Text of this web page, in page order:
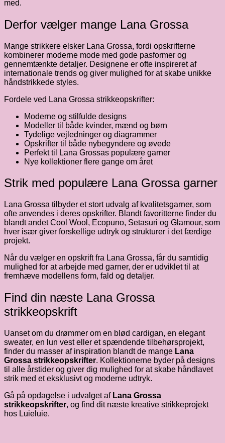
med.
Derfor vælger mange Lana Grossa
Mange strikkere elsker Lana Grossa, fordi opskrifterne
kombinerer moderne mode med gode pasformer og
gennemtænkte detaljer. Designene er ofte inspireret af
internationale trends og giver mulighed for at skabe unikke
håndstrikkede styles.
Fordele ved Lana Grossa strikkeopskrifter:
Moderne og stilfulde designs
Modeller til både kvinder, mænd og børn
Tydelige vejledninger og diagrammer
Opskrifter til både nybegyndere og øvede
Perfekt til Lana Grossas populære garner
Nye kollektioner flere gange om året
Strik med populære Lana Grossa garner
Lana Grossa tilbyder et stort udvalg af kvalitetsgarner, som
ofte anvendes i deres opskrifter. Blandt favoritterne finder du
blandt andet Cool Wool, Ecopuno, Setasuri og Glamour, som
hver især giver forskellige udtryk og strukturer i det færdige
projekt.
Når du vælger en opskrift fra Lana Grossa, får du samtidig
mulighed for at arbejde med garner, der er udviklet til at
fremhæve modellens form, fald og detaljer.
Find din næste Lana Grossa
strikkeopskrift
Uanset om du drømmer om en blød cardigan, en elegant
sweater, en lun vest eller et spændende tilbehørsprojekt,
finder du masser af inspiration blandt de mange Lana
Grossa strikkeopskrifter. Kollektionerne byder på designs
til alle årstider og giver dig mulighed for at skabe håndlavet
strik med et eksklusivt og moderne udtryk.
Gå på opdagelse i udvalget af Lana Grossa
strikkeopskrifter, og find dit næste kreative strikkeprojekt
hos Luieluie.